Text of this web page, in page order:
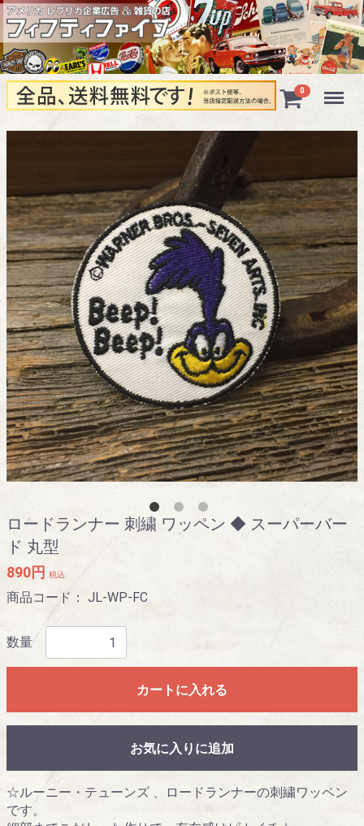
0 Menu
ロードランナー 刺繍 ワッペン ◆ スーパーバー
ド 丸型
890円 税込
商品コード： JL-WP-FC
数量
カートに入れる
お気に入りに追加
☆ルーニー・テューンズ 、ロードランナーの刺繍ワッペン
です。